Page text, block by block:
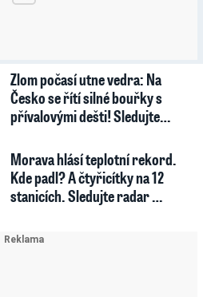
Zlom počasí utne vedra: Na
Česko se řítí silné bouřky s
přívalovými dešti! Sledujte…
Morava hlásí teplotní rekord.
Kde padl? A čtyřicítky na 12
stanicích. Sledujte radar …